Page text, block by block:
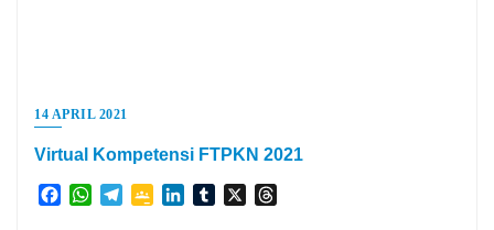
14 APRIL 2021
Virtual Kompetensi FTPKN 2021
FacebookWhatsApp
TelegramGoogleLinkedInTumblr
X